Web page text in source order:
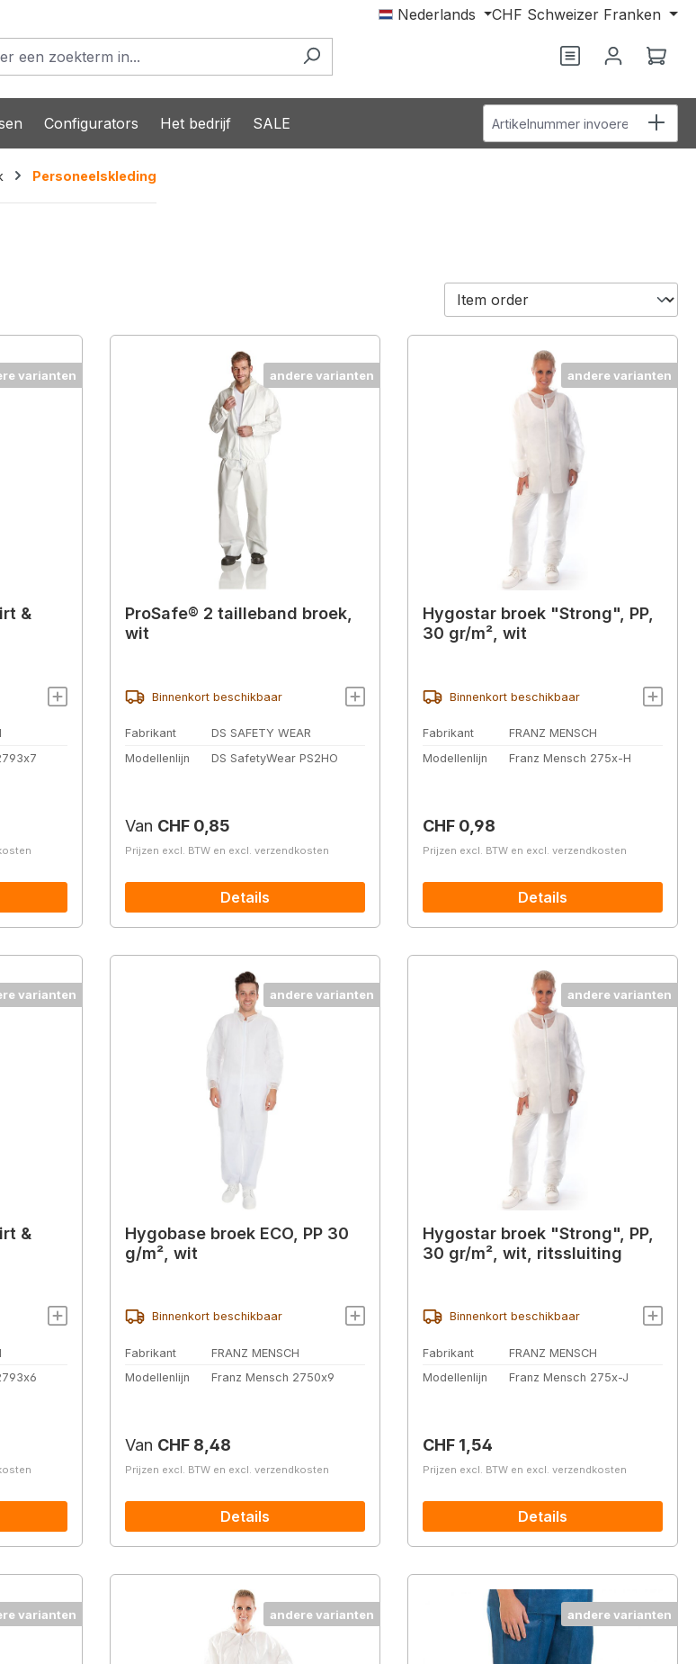
Nederlands CHF Schweizer Franken
Je hebt 0 items
Configurators Het bedrijf SALE Artikelnummer invoeren
Personeelskleding
varianten
&
andere varianten
ProSafe® 2 tailleband broek,
wit
Binnenkort beschikbaar
Fabrikant
DS SAFETY WEAR
Modellenlijn
DS SafetyWear PS2HO
Normale prijs:
Van CHF 0,85
Prijzen excl. BTW en excl. verzendkosten
Details
andere varianten
Hygostar broek "Strong", PP,
30 gr/m², wit
Binnenkort beschikbaar
Fabrikant
FRANZ MENSCH
Modellenlijn
Franz Mensch 275x-H
Normale prijs:
CHF 0,98
Prijzen excl. BTW en excl. verzendkosten
Details
varianten
&
andere varianten
Hygobase broek ECO, PP 30
g/m², wit
Binnenkort beschikbaar
Fabrikant
FRANZ MENSCH
Modellenlijn
Franz Mensch 2750x9
Normale prijs:
Van CHF 8,48
Prijzen excl. BTW en excl. verzendkosten
Details
andere varianten
Hygostar broek "Strong", PP,
30 gr/m², wit, ritssluiting
Binnenkort beschikbaar
Fabrikant
FRANZ MENSCH
Modellenlijn
Franz Mensch 275x-J
Normale prijs:
CHF 1,54
Prijzen excl. BTW en excl. verzendkosten
Details
varianten andere varianten andere varianten